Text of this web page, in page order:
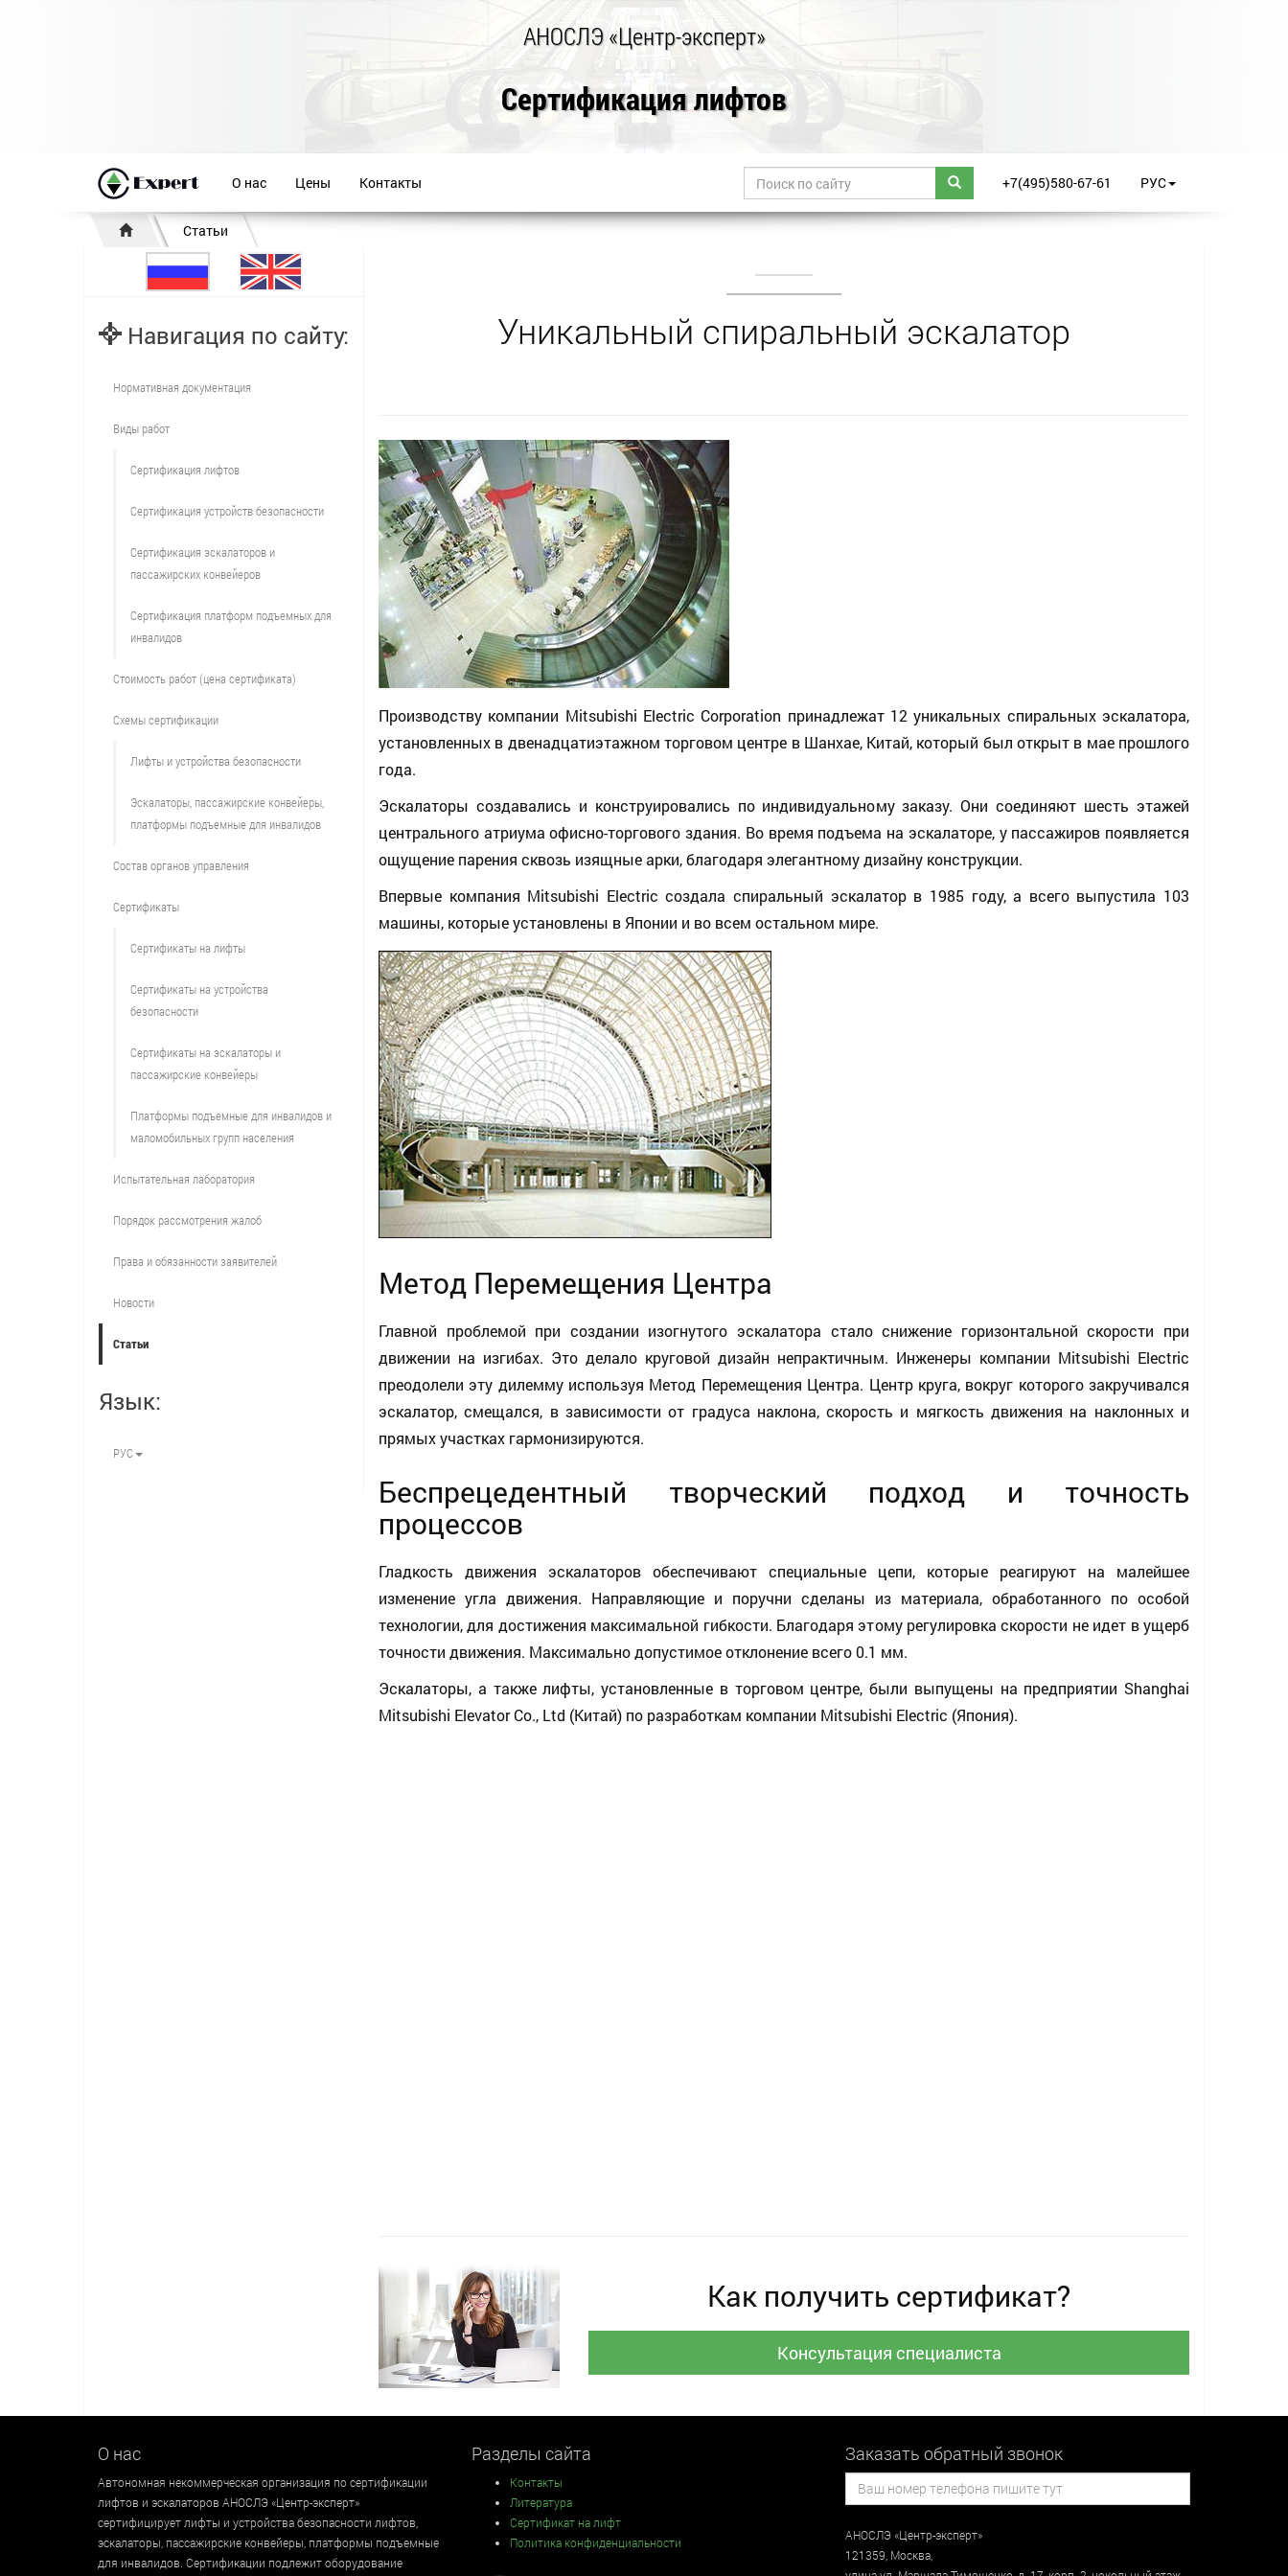
АНОСЛЭ «Центр-эксперт»
Сертификация лифтов
О нас Цены Контакты +7(495)580-67-61 РУС
Статьи
Уникальный спиральный эскалатор
Производству компании Mitsubishi Electric Corporation принадлежат 12 уникальных спиральных эскалатора,
установленных в двенадцатиэтажном торговом центре в Шанхае, Китай, который был открыт в мае прошлого
года.
Эскалаторы создавались и конструировались по индивидуальному заказу. Они соединяют шесть этажей
центрального атриума офисно-торгового здания. Во время подъема на эскалаторе, у пассажиров появляется
ощущение парения сквозь изящные арки, благодаря элегантному дизайну конструкции.
Впервые компания Mitsubishi Electric создала спиральный эскалатор в 1985 году, а всего выпустила 103
машины, которые установлены в Японии и во всем остальном мире.
Метод Перемещения Центра
Главной проблемой при создании изогнутого эскалатора стало снижение горизонтальной скорости при
движении на изгибах. Это делало круговой дизайн непрактичным. Инженеры компании Mitsubishi Electric
преодолели эту дилемму используя Метод Перемещения Центра. Центр круга, вокруг которого закручивался
эскалатор, смещался, в зависимости от градуса наклона, скорость и мягкость движения на наклонных и
прямых участках гармонизируются.
Беспрецедентный творческий подход и точность
процессов
Гладкость движения эскалаторов обеспечивают специальные цепи, которые реагируют на малейшее
изменение угла движения. Направляющие и поручни сделаны из материала, обработанного по особой
технологии, для достижения максимальной гибкости. Благодаря этому регулировка скорости не идет в ущерб
точности движения. Максимально допустимое отклонение всего 0.1 мм.
Эскалаторы, а также лифты, установленные в торговом центре, были выпущены на предприятии Shanghai
Mitsubishi Elevator Co., Ltd (Китай) по разработкам компании Mitsubishi Electric (Япония).
Как получить сертификат?
Консультация специалиста
Навигация по сайту:
Нормативная документация
Виды работ
Сертификация лифтов
Сертификация устройств безопасности
Сертификация эскалаторов и
пассажирских конвейеров
Сертификация платформ подъемных для
инвалидов
Стоимость работ (цена сертификата)
Схемы сертификации
Лифты и устройства безопасности
Эскалаторы, пассажирские конвейеры,
платформы подъемные для инвалидов
Состав органов управления
Сертификаты
Сертификаты на лифты
Сертификаты на устройства
безопасности
Сертификаты на эскалаторы и
пассажирские конвейеры
Платформы подъемные для инвалидов и
маломобильных групп населения
Испытательная лаборатория
Порядок рассмотрения жалоб
Права и обязанности заявителей
Новости
Статьи
Язык:
РУС
О нас
Автономная некоммерческая организация по сертификации
лифтов и эскалаторов АНОСЛЭ «Центр-эксперт»
сертифицирует лифты и устройства безопасности лифтов,
эскалаторы, пассажирские конвейеры, платформы подъемные
для инвалидов. Сертификации подлежит оборудование
Разделы сайта
Контакты
Литература
Сертификат на лифт
Политика конфиденциальности
Заказать обратный звонок
АНОСЛЭ «Центр-эксперт»
121359 Москва